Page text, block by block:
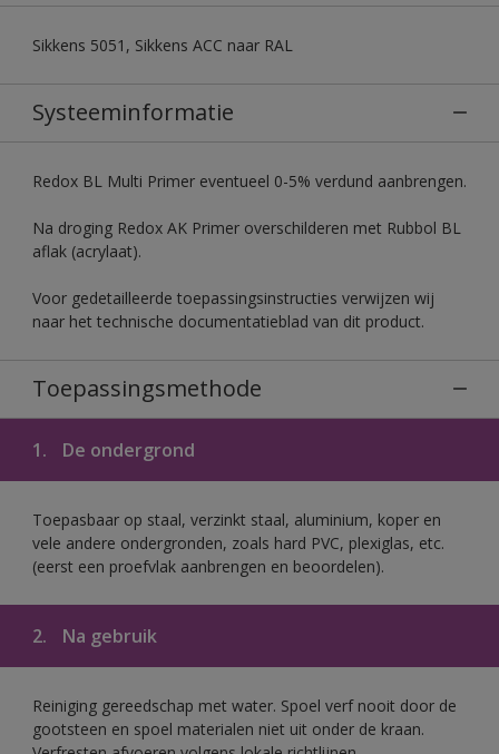
Sikkens 5051, Sikkens ACC naar RAL
Systeeminformatie
Redox BL Multi Primer eventueel 0-5% verdund aanbrengen.
Na droging Redox AK Primer overschilderen met Rubbol BL
aflak (acrylaat).
Voor gedetailleerde toepassingsinstructies verwijzen wij
naar het technische documentatieblad van dit product.
Toepassingsmethode
1. De ondergrond
Toepasbaar op staal, verzinkt staal, aluminium, koper en
vele andere ondergronden, zoals hard PVC, plexiglas, etc.
(eerst een proefvlak aanbrengen en beoordelen).
2. Na gebruik
Reiniging gereedschap met water. Spoel verf nooit door de
gootsteen en spoel materialen niet uit onder de kraan.